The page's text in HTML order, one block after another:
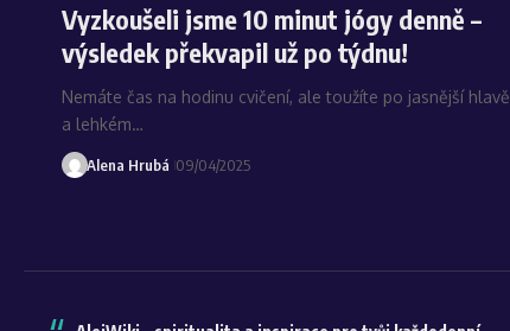
Vyzkoušeli jsme 10 minut jógy denně –
výsledek překvapil už po týdnu!
Nemáte čas na hodinu cvičení, ale toužíte po jasnější hlavě
a lehkém…
Alena Hrubá 09/04/2025